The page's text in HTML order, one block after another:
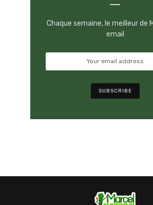
Chaque semaine, le meilleur de
email